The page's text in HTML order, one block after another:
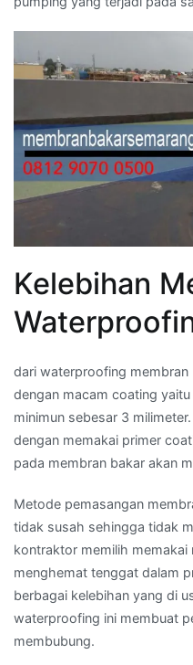
Kelebihan
dari waterproofing
dengan macam coating
minimun sebesar 3
dengan memakai primer
pada membran bakar akan
Metode pemasangan
tidak susah sehingga tidak
kontraktor memilih memakai
menghemat tenggat dalam
berbagai kelebihan yang di
waterproofing ini membuat
membubung.